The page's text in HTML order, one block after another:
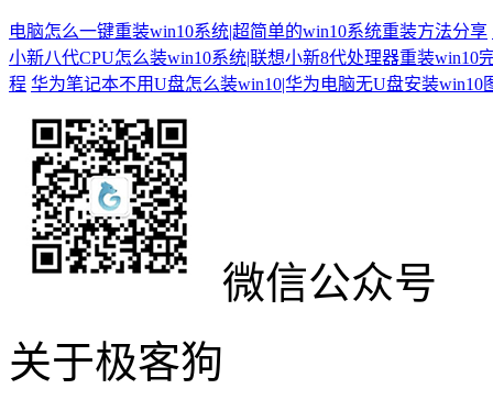
电脑怎么一键重装win10系统|超简单的win10系统重装方法分享
小新八代CPU怎么装win10系统|联想小新8代处理器重装win10
程 华为笔记本不用U盘怎么装win10|华为电脑无U盘安装win10
微信公众号
关于极客狗